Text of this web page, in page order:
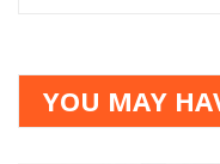
YOU MAY